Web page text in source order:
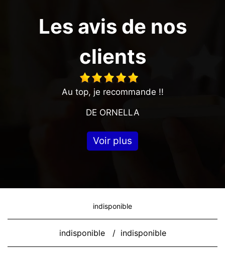
Les avis de nos
clients
Au top, je recommande !!
DE ORNELLA
Voir plus
indisponible
indisponible / indisponible